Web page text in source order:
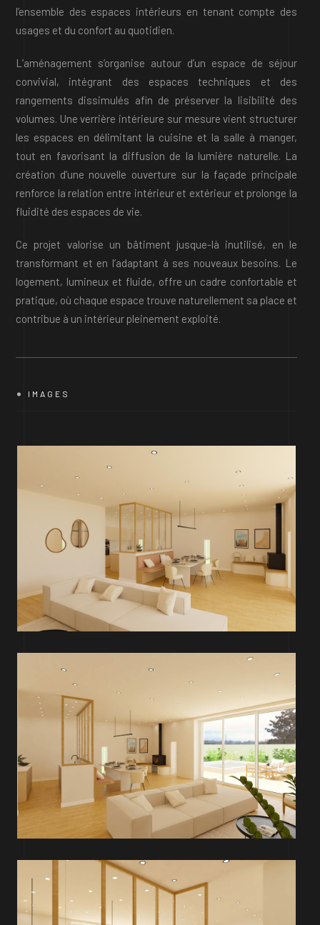
l’ensemble des espaces intérieurs en tenant compte des
usages et du confort au quotidien.
L’aménagement s’organise autour d’un espace de séjour
convivial, intégrant des espaces techniques et des
rangements dissimulés afin de préserver la lisibilité des
volumes. Une verrière intérieure sur mesure vient structurer
les espaces en délimitant la cuisine et la salle à manger,
tout en favorisant la diffusion de la lumière naturelle. La
création d’une nouvelle ouverture sur la façade principale
renforce la relation entre intérieur et extérieur et prolonge la
fluidité des espaces de vie.
Ce projet valorise un bâtiment jusque-là inutilisé, en le
transformant et en l’adaptant à ses nouveaux besoins. Le
logement, lumineux et fluide, offre un cadre confortable et
pratique, où chaque espace trouve naturellement sa place et
contribue à un intérieur pleinement exploité.
IMAGES